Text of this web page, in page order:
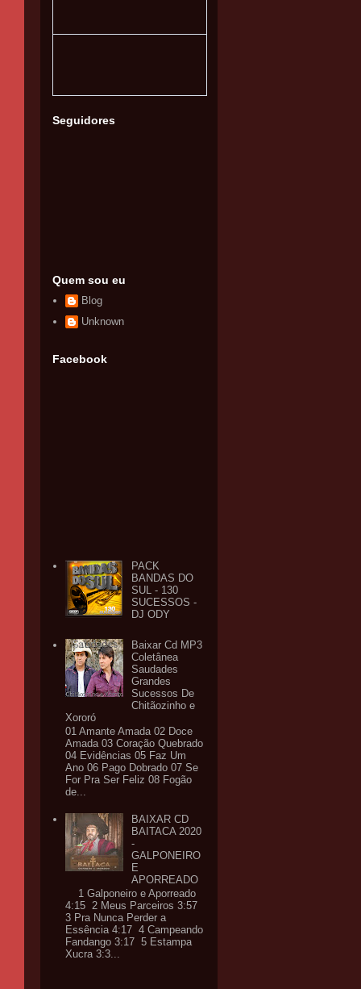
Seguidores
Quem sou eu
Blog
Unknown
Facebook
PACK
BANDAS DO
SUL - 130
SUCESSOS -
DJ ODY
Baixar Cd MP3
Coletânea
Saudades
Grandes
Sucessos De
Chitãozinho e
Xororó
01 Amante Amada 02 Doce
Amada 03 Coração Quebrado
04 Evidências 05 Faz Um
Ano 06 Pago Dobrado 07 Se
For Pra Ser Feliz 08 Fogão
de...
BAIXAR CD
BAITACA 2020
-
GALPONEIRO
E
APORREADO
1 Galponeiro e Aporreado
4:15 2 Meus Parceiros 3:57
3 Pra Nunca Perder a
Essência 4:17 4 Campeando
Fandango 3:17 5 Estampa
Xucra 3:3...